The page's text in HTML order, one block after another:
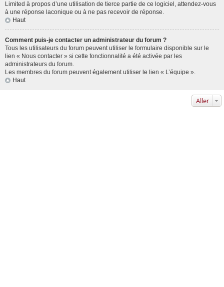
Limited à propos d’une utilisation de tierce partie de ce logiciel, attendez-vous
à une réponse laconique ou à ne pas recevoir de réponse.
Haut
Comment puis-je contacter un administrateur du forum ?
Tous les utilisateurs du forum peuvent utiliser le formulaire disponible sur le
lien « Nous contacter » si cette fonctionnalité a été activée par les
administrateurs du forum.
Les membres du forum peuvent également utiliser le lien « L’équipe ».
Haut
Aller